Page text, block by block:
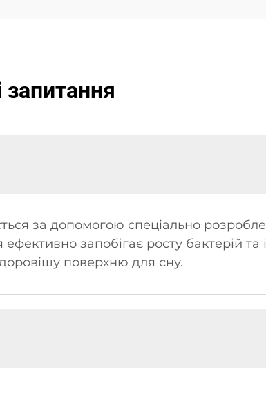
за допомогою спеціально
запобігає росту бактерій та
поверхню для сну.